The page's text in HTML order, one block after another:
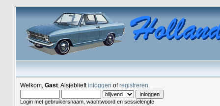
Welkom, Gast . Alsjeblieftinloggen ofregistreren
Login met gebruikersnaam, wachtwoord en sessielengte